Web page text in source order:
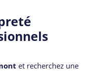
et recherchez une